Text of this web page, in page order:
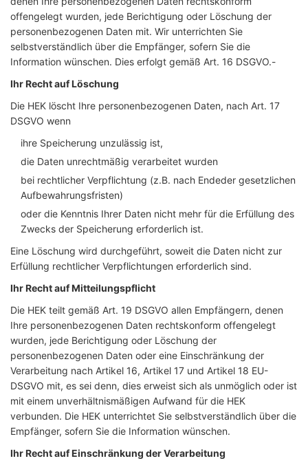
offengelegt wurden, jede Berichtigung oder Löschung der
personenbezogenen Daten mit. Wir unterrichten Sie
selbstverständlich über die Empfänger, sofern Sie die
Information wünschen. Dies erfolgt gemäß Art. 16 DSGVO.-
Ihr Recht auf Löschung
Die HEK löscht Ihre personenbezogenen Daten, nach Art. 17
DSGVO wenn
ihre Speicherung unzulässig ist,
die Daten unrechtmäßig verarbeitet wurden
bei rechtlicher Verpflichtung (z.B. nach Endeder gesetzlichen
Aufbewahrungsfristen)
oder die Kenntnis Ihrer Daten nicht mehr für die Erfüllung des
Zwecks der Speicherung erforderlich ist.
Eine Löschung wird durchgeführt, soweit die Daten nicht zur
Erfüllung rechtlicher Verpflichtungen erforderlich sind.
Ihr Recht auf Mitteilungspflicht
Die HEK teilt gemäß Art. 19 DSGVO allen Empfängern, denen
Ihre personenbezogenen Daten rechtskonform offengelegt
wurden, jede Berichtigung oder Löschung der
personenbezogenen Daten oder eine Einschränkung der
Verarbeitung nach Artikel 16, Artikel 17 und Artikel 18 EU-
DSGVO mit, es sei denn, dies erweist sich als unmöglich oder ist
mit einem unverhältnismäßigen Aufwand für die HEK
verbunden. Die HEK unterrichtet Sie selbstverständlich über die
Empfänger, sofern Sie die Information wünschen.
Ihr Recht auf Einschränkung der Verarbeitung